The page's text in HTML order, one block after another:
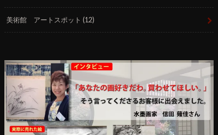
美術館 アートスポット(12)